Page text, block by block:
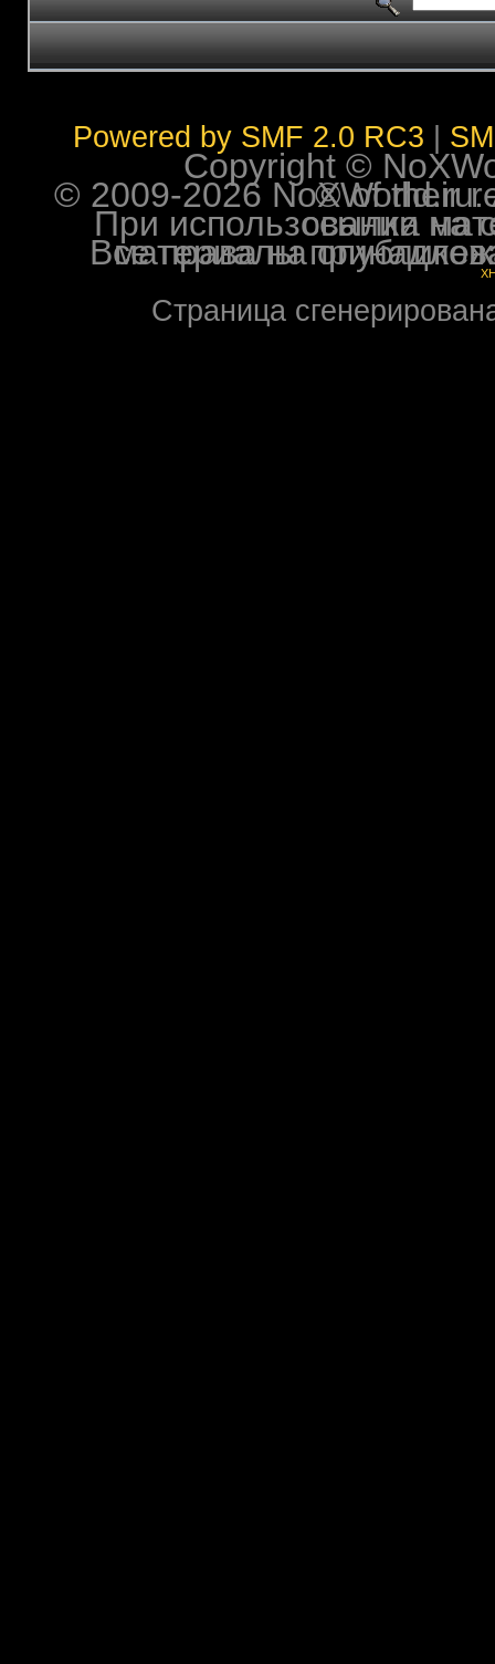
Powered by SMF 2.0 RC3
Copyright ©
© 2009-2026 NoXWorld.ru. All
При использовании
Все права на опубликованные на форуме
Страница